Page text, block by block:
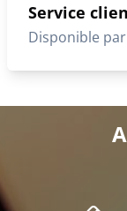
Service
Disponible